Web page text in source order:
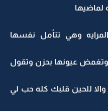
لماضيها
وهي تتأمل نفسها
وتغمض عيونها بحزن وتقول
للحين قلبك كله حب لي